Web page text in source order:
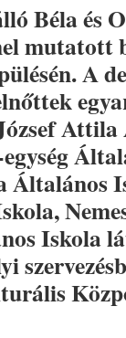
Béla és
mutatott
A
Általános
Iskola